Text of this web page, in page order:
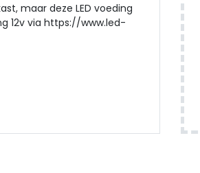
maar deze LED voeding
12v via https://www.led-